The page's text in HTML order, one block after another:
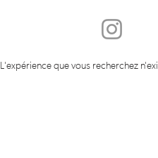
L'expérience que vous recherchez